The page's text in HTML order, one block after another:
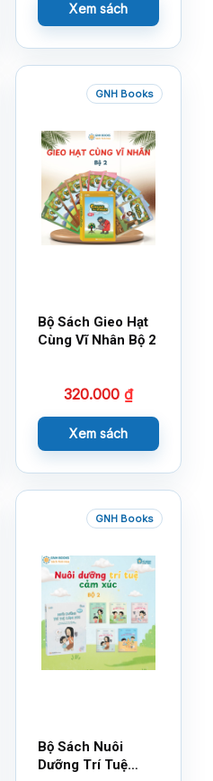
Xem sách
GNH Books
Bộ Sách Gieo Hạt
Cùng Vĩ Nhân Bộ 2
320.000 ₫
Xem sách
GNH Books
Bộ Sách Nuôi
Dưỡng Trí Tuệ